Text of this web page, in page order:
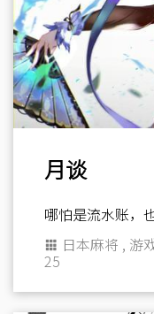
月谈
哪怕是流水账，
日本麻将 , 游
25